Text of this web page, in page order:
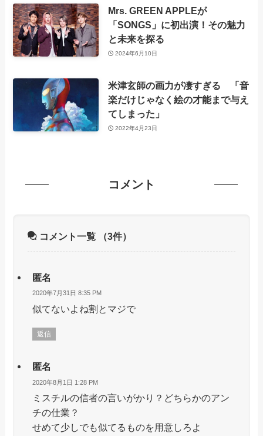
Mrs. GREEN APPLEが
「SONGS」に初出演！その魅力
と未来を探る
2024年6月10日
米津玄師の画力が凄すぎる 「音
楽だけじゃなく絵の才能まで与え
てしまった」
2022年4月23日
コメント
コメント一覧 （3件）
匿名
2020年7月31日 8:35 PM
似てないよね割とマジで
返信
匿名
2020年8月1日 1:28 PM
ミスチルの信者の言いがかり？どちらかのアン
チの仕業？
せめて少しでも似てるものを用意しろよ